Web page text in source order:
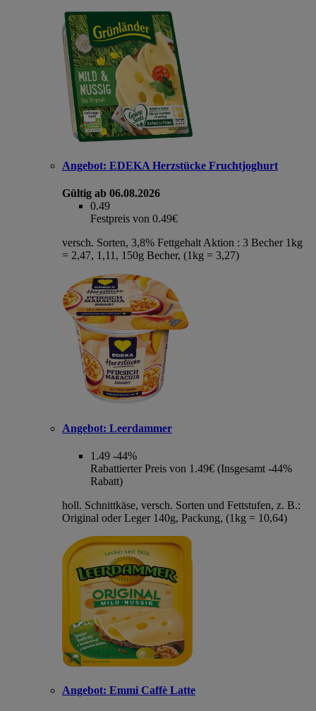
Angebot: EDEKA Herzstücke Fruchtjoghurt
Gültig ab 06.08.2026
0.49
Festpreis von 0.49€
versch. Sorten, 3,8% Fettgehalt Aktion : 3 Becher 1kg
= 2,47, 1,11, 150g Becher, (1kg = 3,27)
Angebot: Leerdammer
1.49 -44%
Rabattierter Preis von 1.49€ (Insgesamt -44%
Rabatt)
holl. Schnittkäse, versch. Sorten und Fettstufen, z. B.:
Original oder Leger 140g, Packung, (1kg = 10,64)
Angebot: Emmi Caffè Latte